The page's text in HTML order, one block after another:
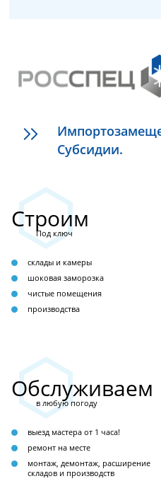
Субсидии.
Строим
Под ключ
склады и камеры
шоковая заморозка
чистые помещения
производства
Обслуживаем
в любую погоду
выезд мастера от 1 часа!
ремонт на месте
монтаж, демонтаж, расширение
складов и производств